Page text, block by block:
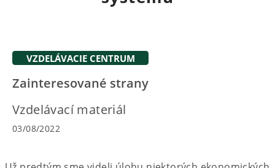
VZDELÁVACIE CENTRUM
Zainteresované strany
Vzdelávací materiál
03/08/2022